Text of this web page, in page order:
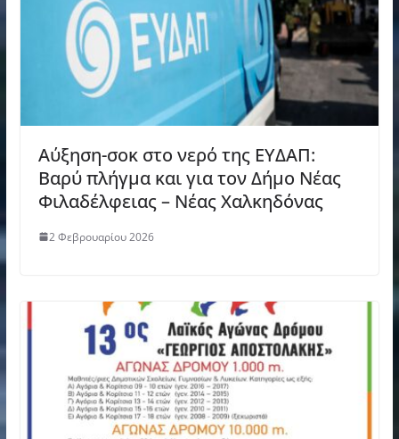
Αύξηση-σοκ στο νερό της ΕΥΔΑΠ:
Βαρύ πλήγμα και για τον Δήμο Νέας
Φιλαδέλφειας – Νέας Χαλκηδόνας
2 Φεβρουαρίου 2026